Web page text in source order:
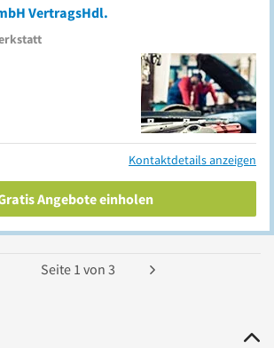
VertragsHdl.
Kontaktdetails anzeigen
Angebote einholen
Seite 1 von 3